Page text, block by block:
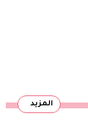
المزيد